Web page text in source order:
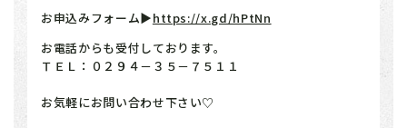
お申込みフォーム▶https://x.gd/hPtNn
お電話からも受付しております。
ＴＥＬ：０２９４－３５－７５１１
お気軽にお問い合わせ下さい♡